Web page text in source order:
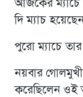
আজকের ম্যাচে
দি ম্যাচ
পুরো ম্যাচে
নয়বার
করেছিলেন ওই